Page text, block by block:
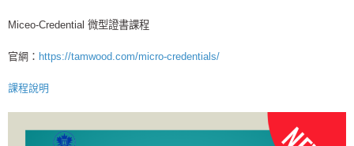
Miceo-Credential 微型證書課程
官網： https://tamwood.com/micro-credentials/
課程說明